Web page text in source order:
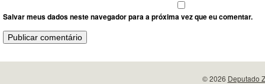
Salvar meus dados neste navegador para a próxima vez que eu comentar.
© 2026 Deputado